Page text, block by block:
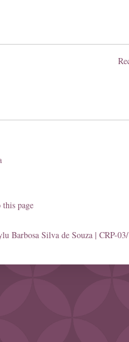
Barbosa Silva de Souza | CRP-